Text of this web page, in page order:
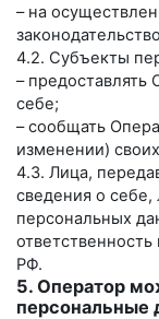
– на
4.2. Субъекты
–
себе;
– сообщать
изменении)
4.3. Лица,
сведения о себе,
персональных
ответственность
РФ.
5. Оператор
персональные